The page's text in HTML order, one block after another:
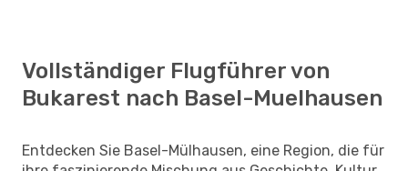
Vollständiger Flugführer von
Bukarest nach Basel-Muelhausen
Entdecken Sie Basel-Mülhausen, eine Region, die für